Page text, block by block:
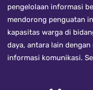
pengelolaan informasi
mendorong penguatan
kapasitas warga di
daya, antara lain
informasi komunikasi.